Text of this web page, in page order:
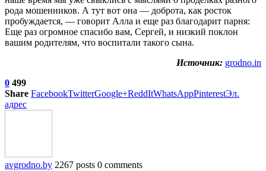
рода мошенников. А тут вот она — доброта, как росток
пробуждается, — говорит Алла и еще раз благодарит парня:
Еще раз огромное спасибо вам, Сергей, и низкий поклон
вашим родителям, что воспитали такого сына.
Источник: grodno.in
0 499
Share FacebookTwitterGoogle+ReddItWhatsAppPinterestЭл.
адрес
avgrodno.by 2267 posts 0 comments